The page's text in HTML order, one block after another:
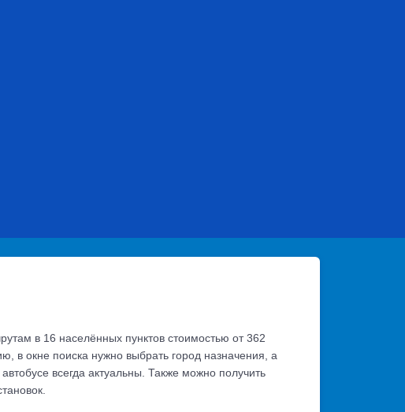
в 16 населённых пунктов стоимостью от 362
в окне поиска нужно выбрать город назначения, а
всегда актуальны. Также можно получить